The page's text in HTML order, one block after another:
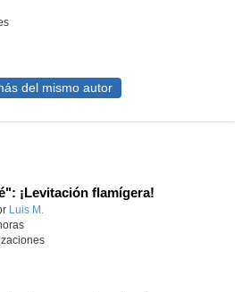
del mismo autor
¡Levitación flamígera!
educativo.
Luis M.